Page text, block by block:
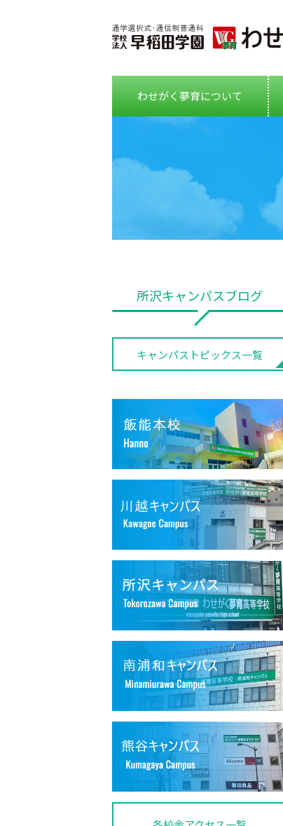
わせがく夢育について
所沢キャンパスブログ
キャンパストピックス一覧